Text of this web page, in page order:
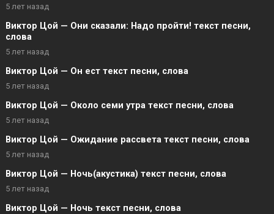
5 лет назад
Виктор Цой — Они сказали: Надо пройти! текст песни,
слова
5 лет назад
Виктор Цой — Он ест текст песни, слова
5 лет назад
Виктор Цой — Около семи утра текст песни, слова
5 лет назад
Виктор Цой — Ожидание рассвета текст песни, слова
5 лет назад
Виктор Цой — Ночь(акустика) текст песни, слова
5 лет назад
Виктор Цой — Ночь текст песни, слова